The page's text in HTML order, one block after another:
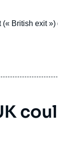
British exit